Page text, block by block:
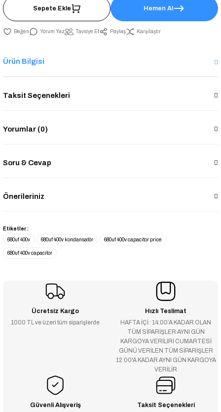
Sepete Ekle Hemen Al
Yorum Yaz Tavsiye Et Paylaş Karşılaştır
Ürün Bilgisi
Taksit Seçenekleri
Yorumlar (0)
Soru & Cevap
Önerileriniz
Etiketler :
680uf 400v
680uf 400v kondansatör 680uf 400v capacitor price
680uf 400v capacitor
Ücretsiz Kargo
1000 TL ve üzeri tüm siparişlerde
Hızlı Teslimat
HAFTA İÇİ : 14:00’A KADAR OLAN
TÜM SİPARİŞLER AYNI GÜN
KARGOYA VERİLİRİ CUMARTESİ
GÜNÜ VERİLEN TÜM SİPARİŞLER
12:00'A KADAR AYNI GÜN KARGOYA
VERİLİR
Güvenli Alışveriş Taksit Seçenekleri